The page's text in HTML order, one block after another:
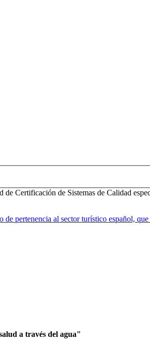
de Certificación de Sistemas de Calidad
pertenencia al sector turístico español,
a través del agua"